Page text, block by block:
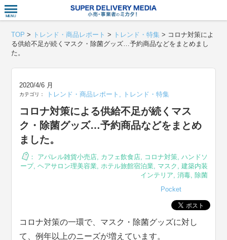
TOP > トレンド・商品レポート > トレンド・特集 > コロナ対策によ
る供給不足が続くマスク・除菌グッズ…予約商品などをまとめまし
た。
2020/4/6 月
カテゴリ： トレンド・商品レポート , トレンド・特集
コロナ対策による供給不足が続くマス
ク・除菌グッズ…予約商品などをまとめ
ました。
： アパレル雑貨小売店, カフェ飲食店, コロナ対策, ハンドソ
ープ, ヘアサロン理美容業, ホテル旅館宿泊業, マスク , 建築内装
インテリア, 消毒, 除菌
Pocket
コロナ対策の一環で、マスク・除菌グッズに対し
て、例年以上のニーズが増えています。